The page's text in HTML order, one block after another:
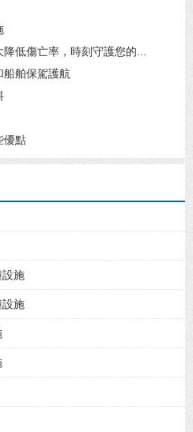
低傷亡率，時刻守護您的...
船舶保駕護航
優點
設施
設施